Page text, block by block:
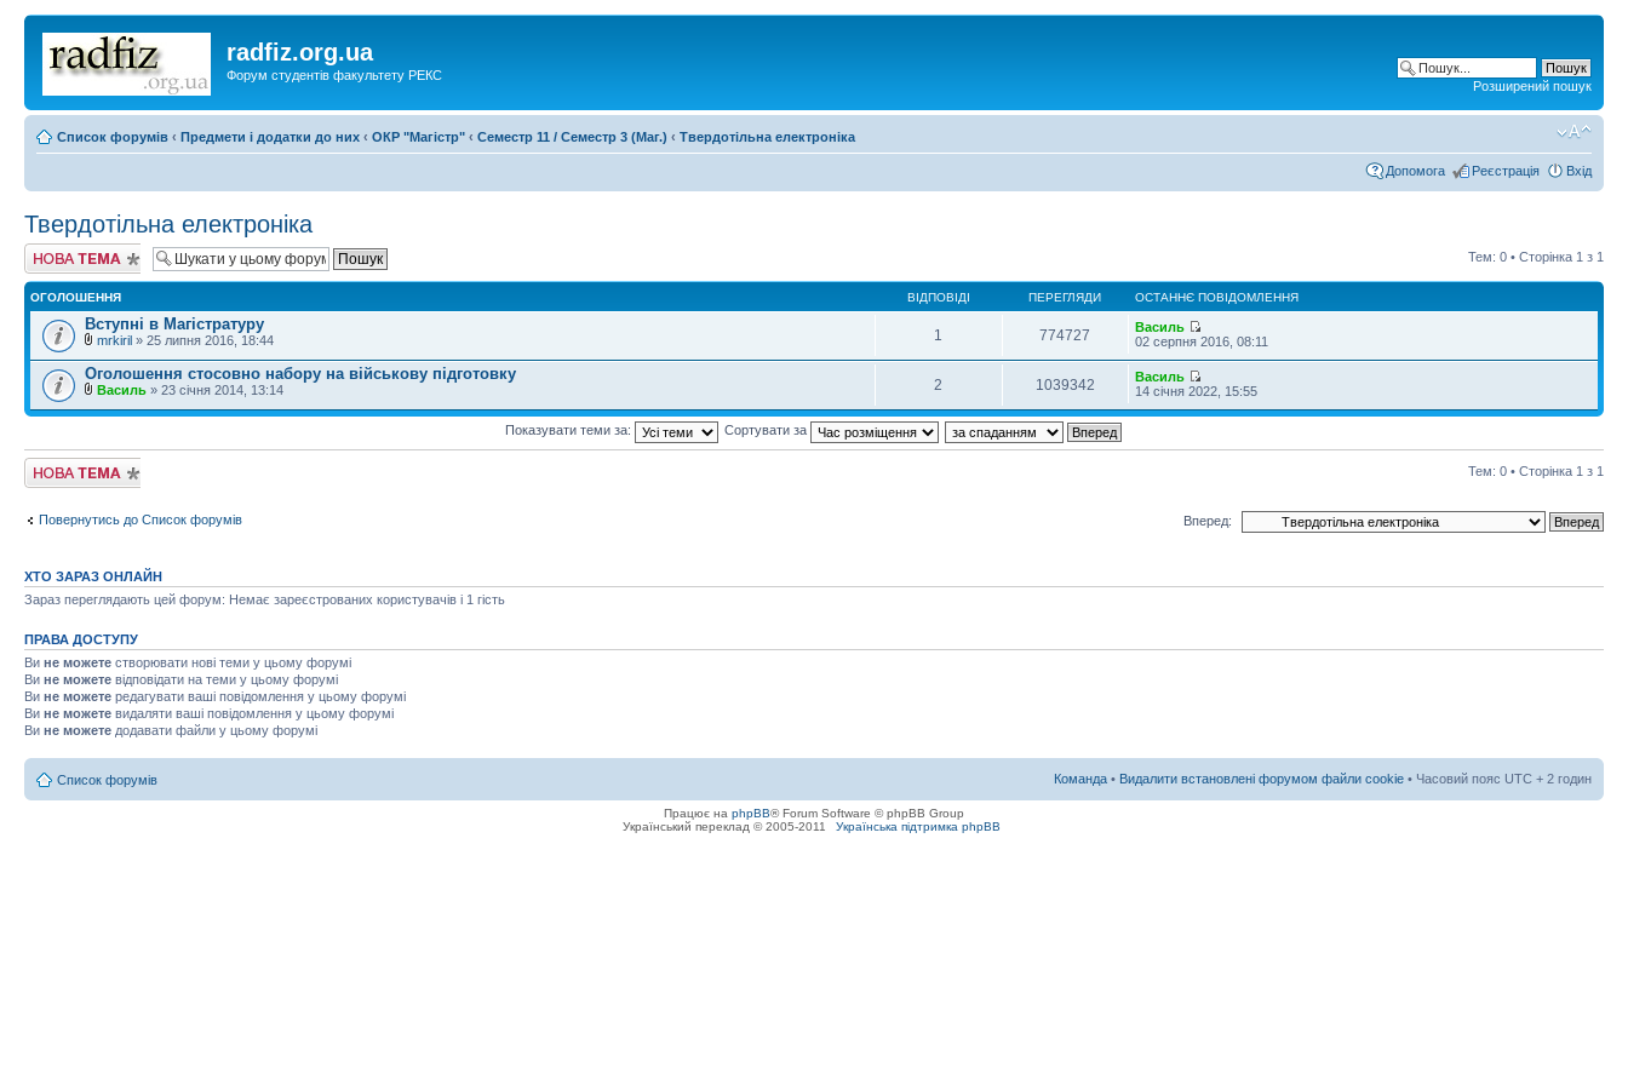
radfiz.org.ua
Форум студентів факультету РЕКС
Розширений пошук
Список форумів ‹ Предмети і додатки до них ‹ ОКР "Магістр" ‹ Семестр 11 / Семестр 3 (Маг.) ‹ Твердотільна електроніка
Допомога Реєстрація Вхід
Твердотільна електроніка
Створити нову
тему
Тем: 0 • Сторінка 1 з 1
ОГОЛОШЕННЯ ВІДПОВІДІ ПЕРЕГЛЯДИ ОСТАННЄ ПОВІДОМЛЕННЯ
Вступні в Магістратуру
mrkiril » 25 липня 2016, 18:44 1 774727
Василь
02 серпня 2016, 08:11
Оголошення стосовно набору на військову підготовку
Василь » 23 січня 2014, 13:14 2 1039342
Василь
14 січня 2022, 15:55
Показувати теми за: Сортувати за
Створити нову
тему
Тем: 0 • Сторінка 1 з 1
Повернутись до Список форумів Вперед:
ХТО ЗАРАЗ ОНЛАЙН
Зараз переглядають цей форум: Немає зареєстрованих користувачів і 1 гість
ПРАВА ДОСТУПУ
Ви не можете створювати нові теми у цьому форумі
Ви не можете відповідати на теми у цьому форумі
Ви не можете редагувати ваші повідомлення у цьому форумі
Ви не можете видаляти ваші повідомлення у цьому форумі
Ви не можете додавати файли у цьому форумі
Список форумів Команда • Видалити встановлені форумом файли cookie • Часовий пояс UTC + 2 годин
Працює на phpBB® Forum Software © phpBB Group
Український переклад © 2005-2011
Українська підтримка phpBB